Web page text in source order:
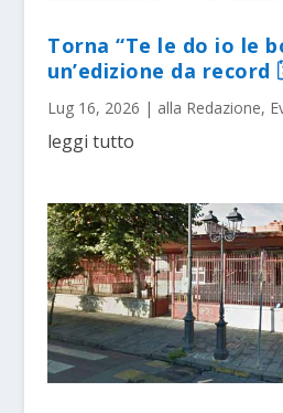
Torna “Te le do io le
un’edizione da record
Lug 16, 2026 | alla Redazione,
leggi tutto